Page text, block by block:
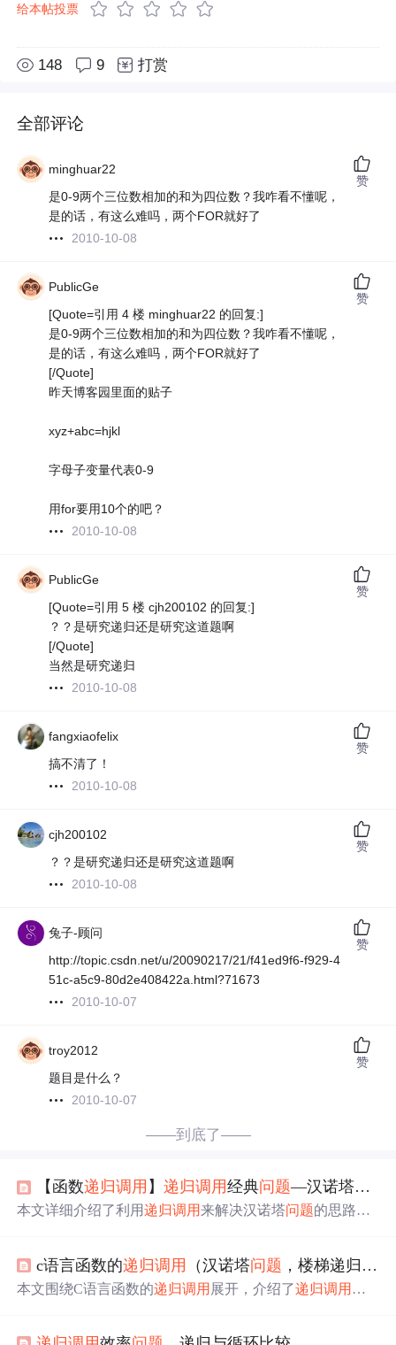
给本帖投票
148 9 打赏
全部评论
minghuar22
是0-9两个三位数相加的和为四位数？我咋看不懂呢，
是的话，有这么难吗，两个FOR就好了
2010-10-08
赞
PublicGe
[Quote=引用 4 楼 minghuar22 的回复:]
是0-9两个三位数相加的和为四位数？我咋看不懂呢，
是的话，有这么难吗，两个FOR就好了
[/Quote]
昨天博客园里面的贴子
xyz+abc=hjkl
字母子变量代表0-9
用for要用10个的吧？
2010-10-08
赞
PublicGe
[Quote=引用 5 楼 cjh200102 的回复:]
？？是研究递归还是研究这道题啊
[/Quote]
当然是研究递归
2010-10-08
赞
fangxiaofelix
搞不清了！
2010-10-08
赞
cjh200102
？？是研究递归还是研究这道题啊
2010-10-08
赞
兔子-顾问
http://topic.csdn.net/u/20090217/21/f41ed9f6-f929-4
51c-a5c9-80d2e408422a.html?71673
2010-10-07
赞
troy2012
题目是什么？
2010-10-07
赞
——到底了——
【函数递归调用 】递归调用经典问题—汉诺塔问题
本文详细介绍了利用递归调用来解决汉诺塔问题的思路和
标。递归过程包括递推和回归两个阶段，递推阶段不断拆
解问题，回归阶段则逐步解决子问题
。文章还展示了3层汉
c语言函数的递归调用 （汉诺塔问题 ，楼梯递归 问题
本文围绕C语言函数的递归调用 展开，介绍了递归调用 的